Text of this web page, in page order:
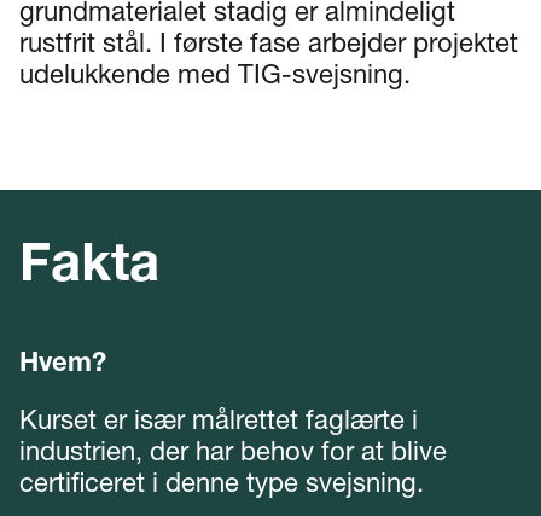
grundmaterialet stadig er almindeligt
rustfrit stål. I første fase arbejder projektet
udelukkende med TIG-svejsning.
Fakta
Hvem?
Kurset er især målrettet faglærte i
industrien, der har behov for at blive
certificeret i denne type svejsning.